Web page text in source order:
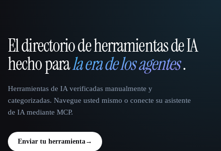
That AI Collection
El directorio de herramientas de IA
hecho parala era de los agentes.
Herramientas de IA verificadas manualmente y
categorizadas. Navegue usted mismo o conecte su asistente
de IA mediante MCP.
Enviar tu herramienta→